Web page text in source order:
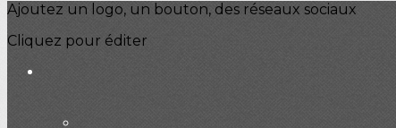
Ajoutez un logo, un bouton, des réseaux sociaux
Cliquez pour éditer